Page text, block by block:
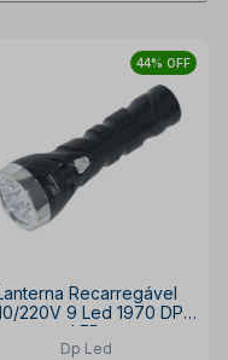
44% OFF
Recarregável
220V 9 Led 1970 DP
LED
Dp Led